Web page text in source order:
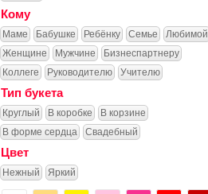
Кому
Маме Бабушке Ребёнку Семье
Любимой
Женщине
Мужчине
Бизнеспартнеру
Коллеге
Руководителю Учителю
Тип букета
Круглый В коробке
В корзине
В форме сердца
Свадебный
Цвет
Нежный Яркий